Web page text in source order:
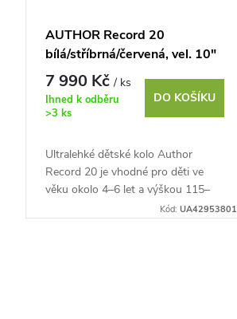
AUTHOR Record 20
bílá/stříbrná/červená, vel. 10"
7 990 Kč/ ks
Ihned k odběru
>3 ks
DO KOŠÍKU
Ultralehké dětské kolo Author
Record 20 je vhodné pro děti ve
věku okolo 4–6 let a výškou 115–
135 cm. Při jeho návrhu bylo vše
Kód:UA42953801